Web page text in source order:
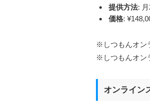
提供方法:
価格:
※しつもんオ
※しつもんオン
オンライン